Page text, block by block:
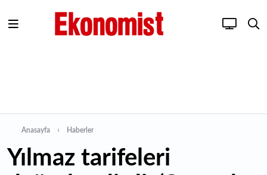
Anasayfa Haberler
Yılmaz tarifeleri